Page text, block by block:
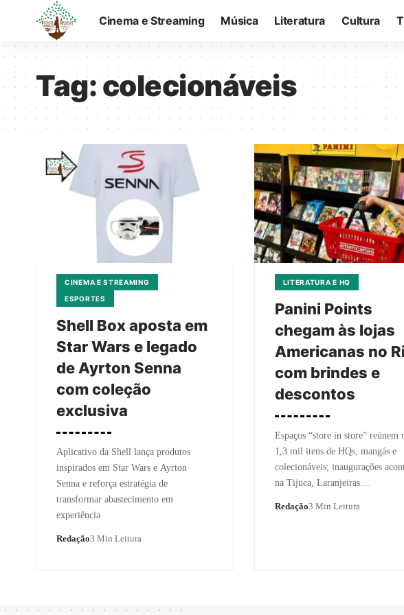
Cinema e Streaming Música Literatura Cultura
Tag:colecionáveis
CINEMA E STREAMING
ESPORTES
Shell Box aposta em
Star Wars e legado
de Ayrton Senna
com coleção
exclusiva
Aplicativo da Shell lança produtos
inspirados em Star Wars e Ayrton
Senna e reforça estratégia de
transformar abastecimento em
experiência
Redação3 Min Leitura
LITERATURA E HQ
Panini Points
chegam às lojas
Americanas no
com brindes e
descontos
Espaços “store in store” reúnem
1,3 mil itens de HQs, mangás e
colecionáveis; inaugurações
na Tijuca, Laranjeiras…
Redação3 Min Leitura